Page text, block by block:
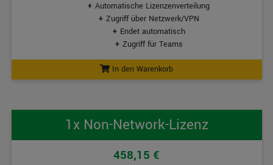
Automatische Lizenzenverteilung
Zugriff über Netzwerk/VPN
Endet automatisch
Zugriff für Teams
In den Warenkorb
1x Non-Network-Lizenz
458,15 €